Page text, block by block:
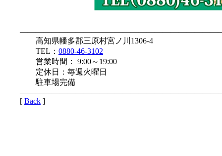
高知県幡多郡三原村宮ノ川1306-4
TEL： 0880-46-3102
営業時間： 9:00～19:00
定休日：毎週火曜日
駐車場完備
[ Back ]